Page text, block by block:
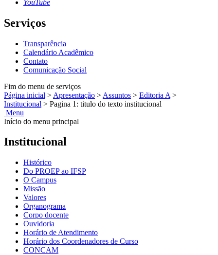
YouTube
Serviços
Transparência
Calendário Acadêmico
Contato
Comunicação Social
Fim do menu de serviços
Página inicial > Apresentação > Assuntos > Editoria A >
Institucional > Pagina 1: titulo do texto institucional
Menu
Início do menu principal
Institucional
Histórico
Do PROEP ao IFSP
O Campus
Missão
Valores
Organograma
Corpo docente
Ouvidoria
Horário de Atendimento
Horário dos Coordenadores de Curso
CONCAM